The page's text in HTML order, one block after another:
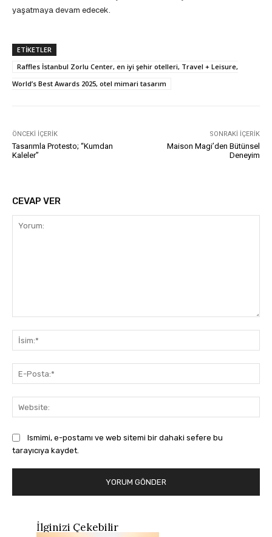
yaşatmaya devam edecek.
ETIKETLER
Raffles İstanbul Zorlu Center, en iyi şehir otelleri, Travel + Leisure,
World’s Best Awards 2025, otel mimari tasarım
ÖNCEKI İÇERIK
Tasarımla Protesto; “Kumdan
Kaleler”
SONRAKI İÇERIK
Maison Magi’den Bütünsel
Deneyim
CEVAP VER
Ismimi, e-postamı ve web sitemi bir dahaki sefere bu
tarayıcıya kaydet.
İlginizi Çekebilir